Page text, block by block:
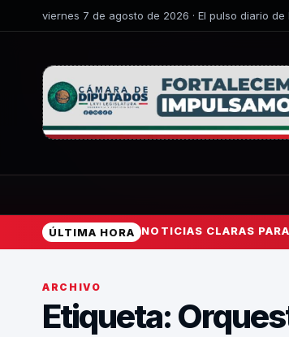
viernes 7 de agosto de 2026 · El pulso diario de
ÚLTIMA HORA NOTICIAS CLARAS
ARCHIVO
Etiqueta: